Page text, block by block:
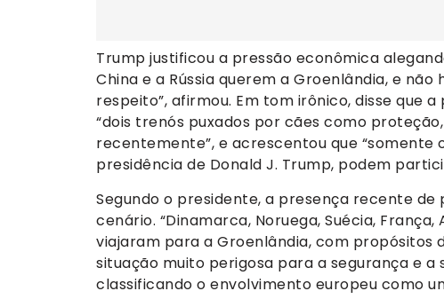
Trump justificou a pressão econômica
China e a Rússia querem a Groenlândia, e
respeito”, afirmou. Em tom irônico, disse que
“dois trenós puxados por cães como
recentemente”, e acrescentou que “somente
presidência de Donald J. Trump, podem
Segundo o presidente, a presença recente
cenário. “Dinamarca, Noruega, Suécia,
viajaram para a Groenlândia, com propósitos
situação muito perigosa para a segurança e a
classificando o envolvimento europeu como